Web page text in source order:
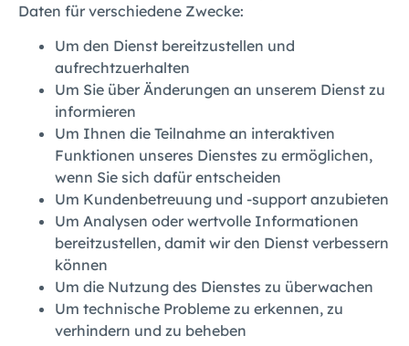
Daten für verschiedene Zwecke:
Um den Dienst bereitzustellen und
aufrechtzuerhalten
Um Sie über Änderungen an unserem Dienst zu
informieren
Um Ihnen die Teilnahme an interaktiven
Funktionen unseres Dienstes zu ermöglichen,
wenn Sie sich dafür entscheiden
Um Kundenbetreuung und -support anzubieten
Um Analysen oder wertvolle Informationen
bereitzustellen, damit wir den Dienst verbessern
können
Um die Nutzung des Dienstes zu überwachen
Um technische Probleme zu erkennen, zu
verhindern und zu beheben